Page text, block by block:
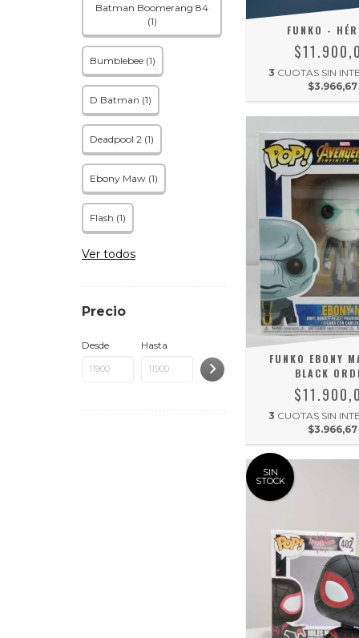
Batman Boomerang 84
(1)
Bumblebee (1)
D Batman (1)
Deadpool 2 (1)
Ebony Maw (1)
Flash (1)
Ver todos
Precio
Desde Hasta
FUNKO -
3 CUOTAS SIN
$3.966,67
FUNKO EBONY
BLACK
3 CUOTAS SIN
$3.966,67
SIN
STOCK